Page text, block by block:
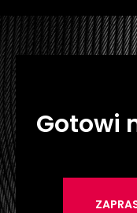
Gotowi